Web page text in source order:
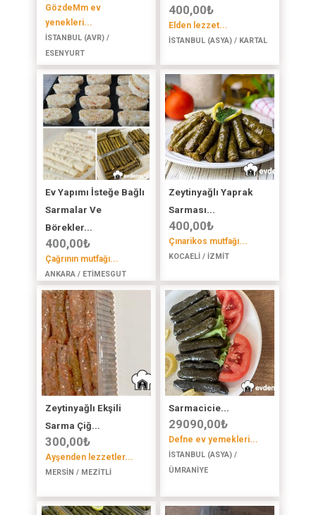
GözdeMm ev
yenekleri...
İSTANBUL (AVR) /
ESENYURT
400,00₺
Elden lezzet...
İSTANBUL (ASYA) / KARTAL
Ev Yapımı İsteğe Bağlı
Sarmalar Ve
Börekler...
400,00₺
Çağrının mutfağı...
ANKARA / ETİMESGUT
Zeytinyağlı Yaprak
Sarması...
400,00₺
Çınarikos mutfağı...
KOCAELİ / İZMİT
Zeytinyağlı Ekşili
Sarma Çiğ...
300,00₺
Ayşenden lezzetler...
MERSİN / MEZİTLİ
Sarmacicie...
29090,00₺
Defne ev yemekleri...
İSTANBUL (ASYA) /
ÜMRANİYE